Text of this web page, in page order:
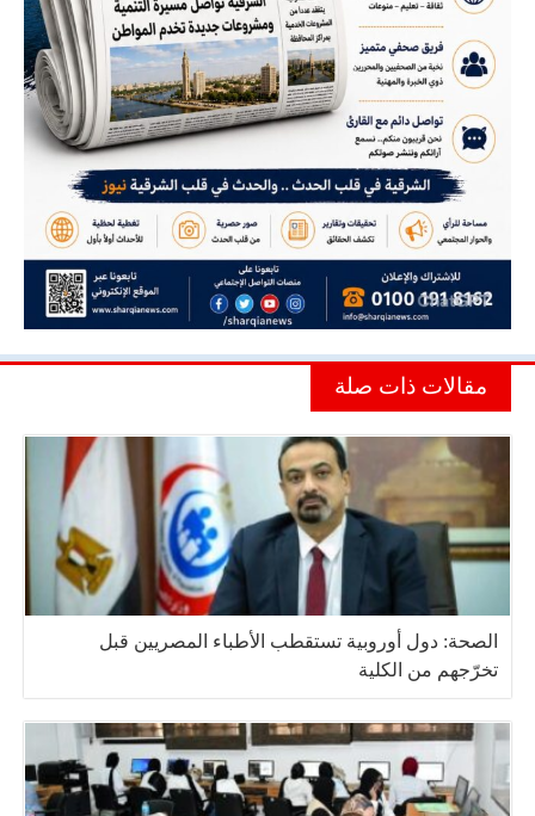
مقالات ذات صلة
الصحة: دول أوروبية تستقطب الأطباء المصريين قبل
تخرّجهم من الكلية